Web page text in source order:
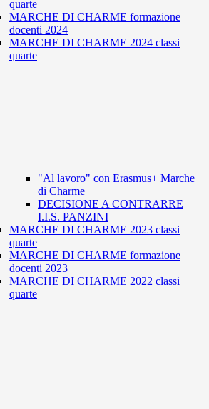
quarte
MARCHE DI CHARME formazione
docenti 2024
MARCHE DI CHARME 2024 classi
quarte
"Al lavoro" con Erasmus+ Marche
di Charme
DECISIONE A CONTRARRE
I.I.S. PANZINI
MARCHE DI CHARME 2023 classi
quarte
MARCHE DI CHARME formazione
docenti 2023
MARCHE DI CHARME 2022 classi
quarte